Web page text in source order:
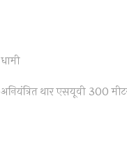
अनियंत्रित थार एसयूवी 300